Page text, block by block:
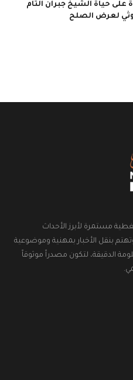
على حياة الشيخ جبران التام
لعرض الصلح
مستمرة لأبرز الأحداث
بنقل الأخبار بمهنية وموضوعية
الدقيقة، لتكون مصدراً موثوقاً